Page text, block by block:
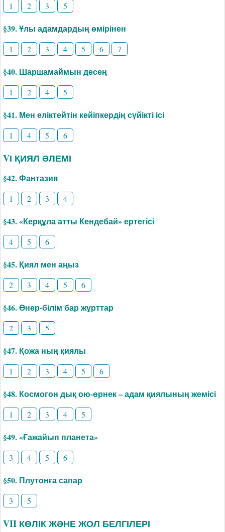
1 2 3 5
§39. Ұлы адамдардың өмірінен
1 2 3 4 5 6 7
§40. Шаршамаймын десең
1 2 4 5
§41. Мен еліктейтін кейіпкердің сүйікті ісі
1 4 5 6
VІ ҚИЯЛ ӘЛЕМІ
§42. Фантазия
1 2 3 4
§43. «Керқұла атты Кендебай» ертегісі
4 5 6
§45. Қиял мен аңыз
2 3 4 5 6
§46. Өнер-білім бар жұрттар
2 3 5
§47. Қожа ның қиялы
1 2 3 4 5 6
§48. Космогон дық ою-өрнек – адам қиялының жемісі
1 2 3 4 5
§49. «Ғажайып планета»
3 4 5 6
§50. Плутонға сапар
3 5
VII КӨЛІК ЖӘНЕ ЖОЛ БЕЛГІЛЕРІ